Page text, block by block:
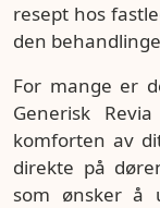
resept hos
den
For mange er
Generisk
komforten av
direkte på
som ønsker å